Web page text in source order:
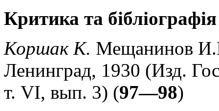
Критика та бібліографія
Коршак К. Мещанинов
Ленинград, 1930 (Изд.
т. VI, вып. 3) (97—98)